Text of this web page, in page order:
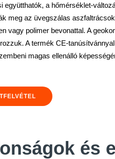
együtthatók, a hőmérséklet-
meg az üvegszálas
vagy polimer bevonattal. A
A termék CE-
magas ellenálló
és